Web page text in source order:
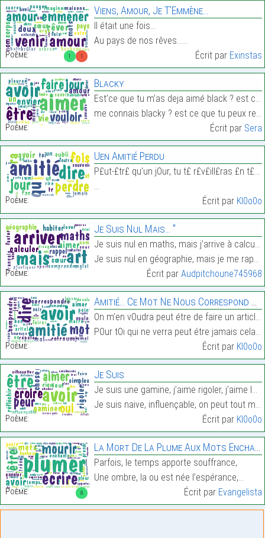
1 1
Poème:
Viens, Amour, Je T’Emmène…
Il était une fois…
Au pays de nos rêves……
Écrit par Exinstas
Poème:
Blacky
Est’ce que tu m’as deja aimé black ? est ce que tu
me connais blacky ? est ce que tu peux recroire u…
Écrit par Sera
Poème:
Uen Amitié Perdu
P£ut-£tr£ qu’un jOur, tu t£ r£v£ill£ras £n t£ disa
…
Écrit par Kl0o0o
Poème:
Je Suis Nul Mais… "
Je suis nul en maths, mais j’arrive à calculer com
Je suis nul en géographie, mais je me rappel ou tu…
Écrit par Audpitchoune745968
Poème:
Amitié… Ce Mot Ne Nous Correspond Plus
On m’en vOudra peut étre de faire un article pOur
POur tOi qui ne verra peut étre jamais cela…
Écrit par Kl0o0o
Poème:
Je Suis
Je suis une gamine, j’aime rigoler, j’aime les cho
Je suis naive, influençable, on peut tout me dire …
Écrit par Kl0o0o
8
Poème:
La Mort De La Plume Aux Mots Enchantées. (2/2)
Parfois, le temps apporte souffrance,
Une ombre, la ou est née l’espérance,…
Écrit par Evangelista